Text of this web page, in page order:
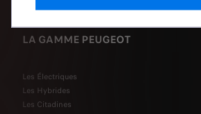
LA GAMME PEUGEOT
Les Électriques
Les Hybrides
Les Citadines